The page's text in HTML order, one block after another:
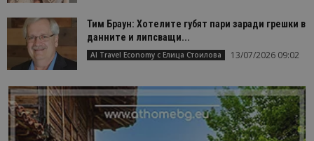
Тим Браун: Хотелите губят пари заради грешки в
данните и липсващи...
AI Travel Economy с Елица Стоилова 13/07/2026 09:02